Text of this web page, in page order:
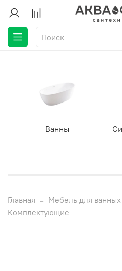
Ванны
Главная
Мебель для
Комплектующие